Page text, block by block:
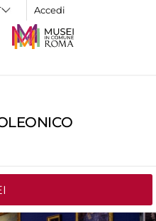
Accedi